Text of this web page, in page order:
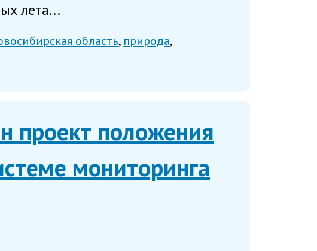
лета...
область природа
проект положения
мониторинга